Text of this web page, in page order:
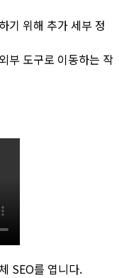
기 위해 추가 세부 정
부 도구로 이동하는 작
SEO를 엽니다.